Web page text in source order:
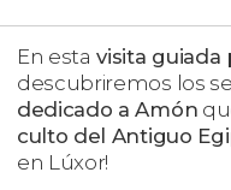
En esta visita guiada
descubriremos los
dedicado a Amón
culto del Antiguo
en Lúxor!